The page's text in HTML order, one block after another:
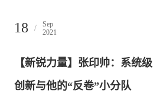
18 /
Sep
2021
【新锐力量】张印帅：系统级
创新与他的“反卷”小分队